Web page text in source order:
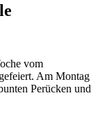
vom
Am Montag
Perücken und